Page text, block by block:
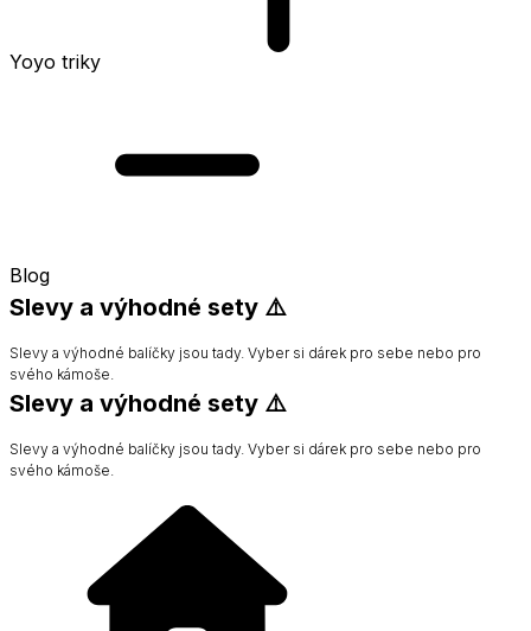
Yoyo triky
Blog
Slevy a výhodné sety ⚠️
Slevy a výhodné balíčky jsou tady. Vyber si dárek pro sebe nebo pro
svého kámoše.
Slevy a výhodné sety ⚠️
Slevy a výhodné balíčky jsou tady. Vyber si dárek pro sebe nebo pro
svého kámoše.